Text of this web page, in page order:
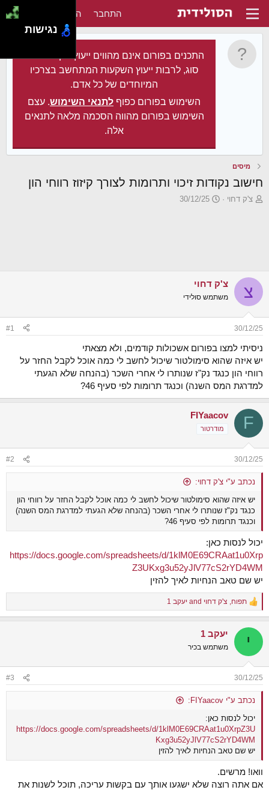
התחבר הירשם
התכנים בפורום אינם מהווים ייעוץ מקצועי מכל
סוג, לרבות ייעוץ השקעות המתחשב בצרכיו
המיוחדים של כל אדם.
השימוש בפורום כפוף לתנאי השימוש. עצם
השימוש בפורום מהווה הסכמה מלאה לתנאים
אלה.
מיסים
חישוב נקודות זיכוי ותרומות לצורך קיזוז רווחי הון
פ
צ'ק דחוי
פ
ר
י
30/12/25
צ צ'ק דחוי
משתמש סולידי
30/12/25
#1
ניסיתי למצו בפורום אשכולות קודמים, ולא מצאתי
יש איזה שהוא סימולטור שיכול לחשב לי כמה אוכל לקבל החזר על
רווחי הון כנגד נק"ז שנותרו לי אחרי השכר (בהנחה שלא הגעתי
למדרגת המס השנה) וכנגד תרומות לפי סעיף 46?
F
FIYaacov
מודרטור
30/12/25
#2
נכתב ע"י צ'ק דחוי:
יש איזה שהוא סימולטור שיכול לחשב לי כמה אוכל לקבל החזר על רווחי הון
כנגד נק"ז שנותרו לי אחרי השכר (בהנחה שלא הגעתי למדרגת המס השנה)
וכנגד תרומות לפי סעיף 46?
יכול לנסות כאן:
https://docs.google.com/spreadsheets/d/1klM0E69CRAat1u0Xrp
Z3UKxg3u52yJlV77cS2rYD4WM
יש שם טאב הנחיות לאיך להזין
R
e
c
i
s
:
תפוח צ'ק דחוי יעקב 1
י יעקב 1
משתמש בכיר
30/12/25
#3
נכתב ע"י FIYaacov:
יכול לנסות כאן:
https://docs.google.com/spreadsheets/d/1klM0E69CRAat1u0XrpZ3U
Kxg3u52yJlV77cS2rYD4WM
יש שם טאב הנחיות לאיך להזין
וואו! מרשים.
אם אתה רוצה שלא ישגעו אותך עם בקשות עריכה, תוכל לשנות את
נגישות